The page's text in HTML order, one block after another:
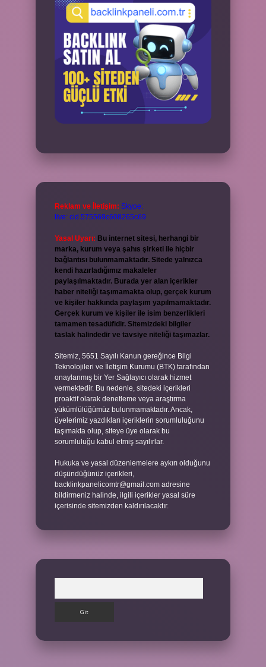
Reklam ve İletişim: Skype:
live:.cid.575569c608265c69
Yasal Uyarı: Bu internet sitesi, herhangi bir
marka, kurum veya şahıs şirketi ile hiçbir
bağlantısı bulunmamaktadır. Sitede yalnızca
kendi hazırladığımız makaleler
paylaşılmaktadır. Burada yer alan içerikler
haber niteliği taşımamakta olup, gerçek kurum
ve kişiler hakkında paylaşım yapılmamaktadır.
Gerçek kurum ve kişiler ile isim benzerlikleri
tamamen tesadüfidir. Sitemizdeki bilgiler
taslak halindedir ve tavsiye niteliği taşımazlar.
Sitemiz, 5651 Sayılı Kanun gereğince Bilgi
Teknolojileri ve İletişim Kurumu (BTK) tarafından
onaylanmış bir Yer Sağlayıcı olarak hizmet
vermektedir. Bu nedenle, sitedeki içerikleri
proaktif olarak denetleme veya araştırma
yükümlülüğümüz bulunmamaktadır. Ancak,
üyelerimiz yazdıkları içeriklerin sorumluluğunu
taşımakta olup, siteye üye olarak bu
sorumluluğu kabul etmiş sayılırlar.
Hukuka ve yasal düzenlemelere aykırı olduğunu
düşündüğünüz içerikleri,
backlinkpanelicomtr@gmail.com adresine
bildirmeniz halinde, ilgili içerikler yasal süre
içerisinde sitemizden kaldırılacaktır.